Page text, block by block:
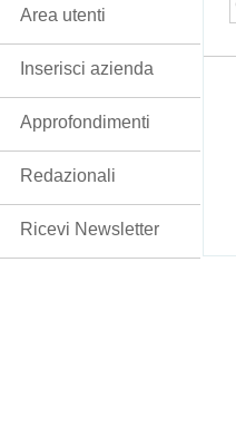
Area utenti
Inserisci azienda
Approfondimenti
Redazionali
Ricevi Newsletter